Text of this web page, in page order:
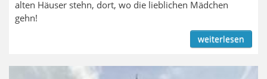
alten Häuser stehn, dort, wo die lieblichen Mädchen
gehn!
weiterlesen